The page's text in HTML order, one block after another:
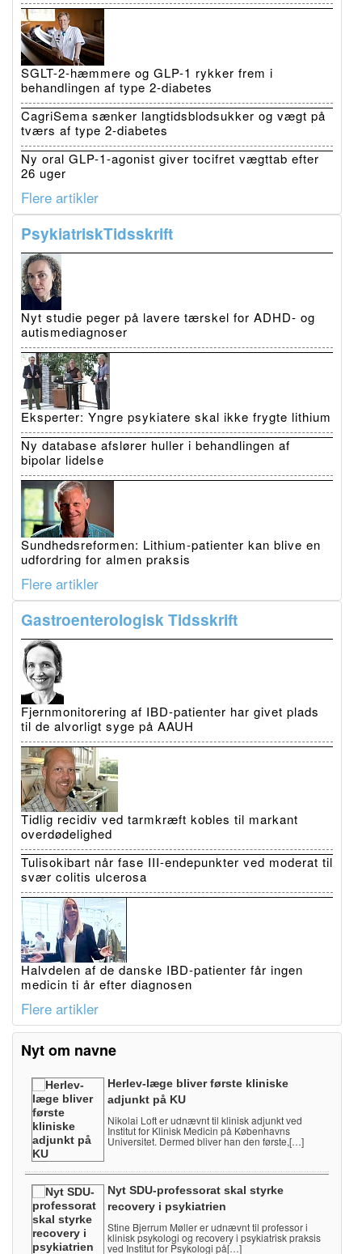
SGLT-2-hæmmere og GLP-1 rykker frem i
behandlingen af type 2-diabetes
CagriSema sænker langtidsblodsukker og vægt på
tværs af type 2-diabetes
Ny oral GLP-1-agonist giver tocifret vægttab efter
26 uger
Flere artikler
PsykiatriskTidsskrift
Nyt studie peger på lavere tærskel for ADHD- og
autismediagnoser
Eksperter: Yngre psykiatere skal ikke frygte lithium
Ny database afslører huller i behandlingen af
bipolar lidelse
Sundhedsreformen: Lithium-patienter kan blive en
udfordring for almen praksis
Flere artikler
Gastroenterologisk Tidsskrift
Fjernmonitorering af IBD-patienter har givet plads
til de alvorligt syge på AAUH
Tidlig recidiv ved tarmkræft kobles til markant
overdødelighed
Tulisokibart når fase III-endepunkter ved moderat til
svær colitis ulcerosa
Halvdelen af de danske IBD-patienter får ingen
medicin ti år efter diagnosen
Flere artikler
Nyt om navne
Herlev-læge bliver første kliniske
adjunkt på KU
Nikolai Loft er udnævnt til klinisk adjunkt ved
Institut for Klinisk Medicin på Københavns
Universitet. Dermed bliver han den første,[…]
Nyt SDU-professorat skal styrke
recovery i psykiatrien
Stine Bjerrum Møller er udnævnt til professor i
klinisk psykologi og recovery i psykiatrisk praksis
ved Institut for Psykologi på[…]